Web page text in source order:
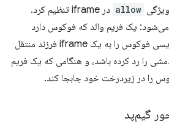
allow
در iframe تنظیم کرد.
یک فریم والد که فوکوس دارد
می‌تواند به صورت برنامه‌نویسی فوکوس را به یک iframe فرزند منتقل
را رد کرده باشد، و هنگامی که یک فریم
را در زیردرخت خود جابجا کند.